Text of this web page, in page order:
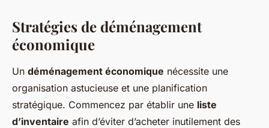
Stratégies de déménagement
économique
Un déménagement économique nécessite une
organisation astucieuse et une planification
stratégique. Commencez par établir une liste
d’inventaire afin d’éviter d’acheter inutilement des